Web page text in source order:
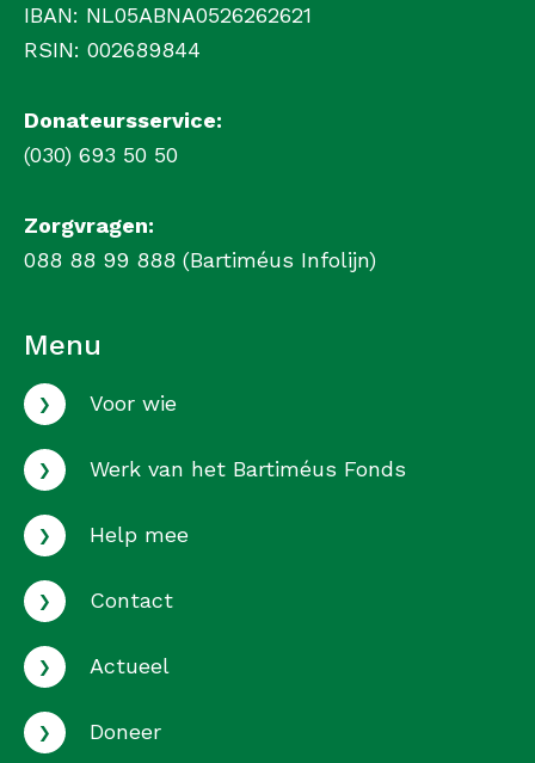
IBAN: NL05ABNA0526262621
RSIN: 002689844
Donateursservice:
(030) 693 50 50
Zorgvragen:
088 88 99 888 (Bartiméus Infolijn)
Menu
› Voor wie
› Werk van het Bartiméus Fonds
› Help mee
› Contact
› Actueel
› Doneer